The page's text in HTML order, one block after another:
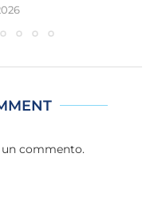
commento.